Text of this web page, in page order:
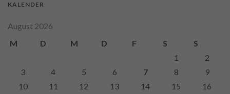
KALENDER
August 2026
M
D M D F S
S
1
2
3
4 5 6 7 8
9
10
11 12 13 14 15
16